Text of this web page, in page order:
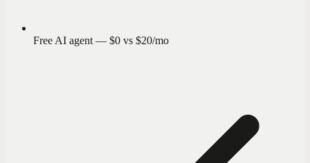
Free AI agent — $0 vs $20/mo